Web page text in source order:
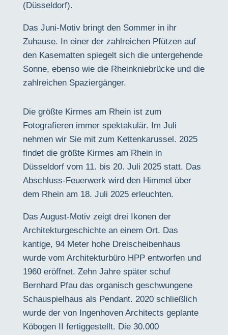
(Düsseldorf).
Das Juni-Motiv bringt den Sommer in ihr
Zuhause. In einer der zahlreichen Pfützen auf
den Kasematten spiegelt sich die untergehende
Sonne, ebenso wie die Rheinkniebrücke und die
zahlreichen Spaziergänger.
Die größte Kirmes am Rhein ist zum
Fotografieren immer spektakulär. Im Juli
nehmen wir Sie mit zum Kettenkarussel. 2025
findet die größte Kirmes am Rhein in
Düsseldorf vom 11. bis 20. Juli 2025 statt. Das
Abschluss-Feuerwerk wird den Himmel über
dem Rhein am 18. Juli 2025 erleuchten.
Das August-Motiv zeigt drei Ikonen der
Architekturgeschichte an einem Ort. Das
kantige, 94 Meter hohe Dreischeibenhaus
wurde vom Architekturbüro HPP entworfen und
1960 eröffnet. Zehn Jahre später schuf
Bernhard Pfau das organisch geschwungene
Schauspielhaus als Pendant. 2020 schließlich
wurde der von Ingenhoven Architects geplante
Köbogen II
fertiggestellt. Die 30.000